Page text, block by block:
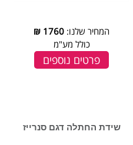
המחיר שלנו: 1760
₪
כולל מע"מ
פרטים נוספים
שידת החתלה דגם סנרייז